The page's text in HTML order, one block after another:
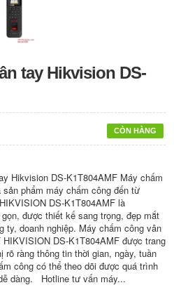
tay Hikvision DS-
CÒN HÀNG
Hikvision DS-K1T804AMF Máy chấm
phẩm máy chấm công đến từ
DS-K1T804AMF là
được thiết kế sang trọng, đẹp mắt
ty, doanh nghiệp. Máy chấm công vân
DS-K1T804AMF được trang
rõ ràng thông tin thời gian, ngày, tuần
công có thể theo dõi được quá trình
dàng. Hotline tư vấn máy...